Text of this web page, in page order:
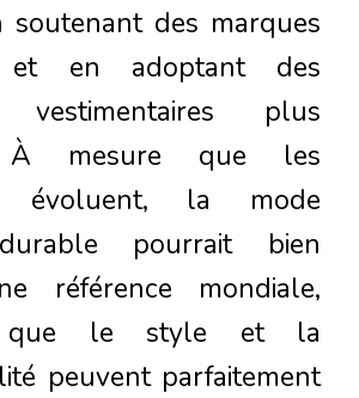
des marques
et en adoptant des
vestimentaires plus
À mesure que les
évoluent, la mode
pourrait bien
référence mondiale,
que le style et la
peuvent parfaitement